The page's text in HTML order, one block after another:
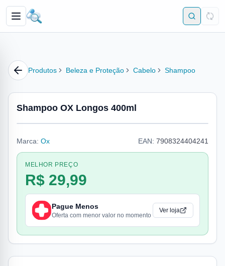
Produtos Beleza e Proteção Cabelo Shampoo
Shampoo OX Longos 400ml
Marca: Ox EAN: 7908324404241
MELHOR PREÇO
R$ 29,99
Pague Menos
Oferta com menor valor no momento
Ver loja